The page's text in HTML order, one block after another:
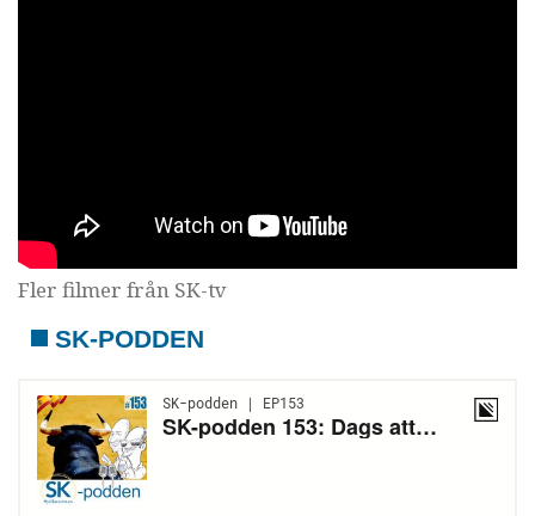
Fler filmer från SK-tv
SK-PODDEN